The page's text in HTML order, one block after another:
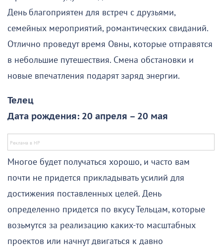
День благоприятен для встреч с друзьями,
семейных мероприятий, романтических свиданий.
Отлично проведут время Овны, которые отправятся
в небольшие путешествия. Смена обстановки и
новые впечатления подарят заряд энергии.
Телец
Дата рождения: 20 апреля – 20 мая
Многое будет получаться хорошо, и часто вам
почти не придется прикладывать усилий для
достижения поставленных целей. День
определенно придется по вкусу Тельцам, которые
возьмутся за реализацию каких-то масштабных
проектов или начнут двигаться к давно